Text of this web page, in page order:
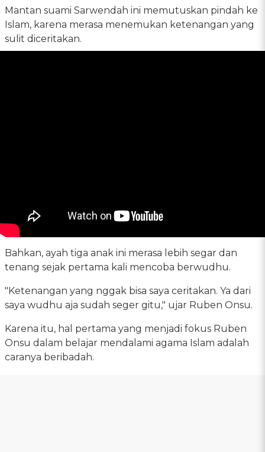
Mantan suami Sarwendah ini memutuskan pindah ke
Islam, karena merasa menemukan ketenangan yang
sulit diceritakan.
Bahkan, ayah tiga anak ini merasa lebih segar dan
tenang sejak pertama kali mencoba berwudhu.
"Ketenangan yang nggak bisa saya ceritakan. Ya dari
saya wudhu aja sudah seger gitu," ujar Ruben Onsu.
Karena itu, hal pertama yang menjadi fokus Ruben
Onsu dalam belajar mendalami agama Islam adalah
caranya beribadah.